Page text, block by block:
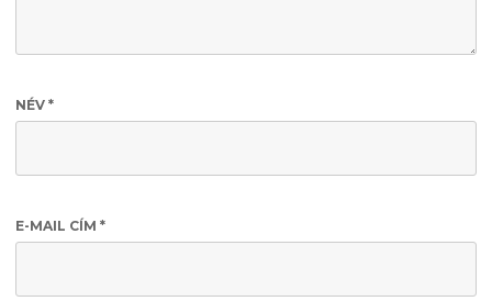
NÉV *
E-MAIL CÍM *